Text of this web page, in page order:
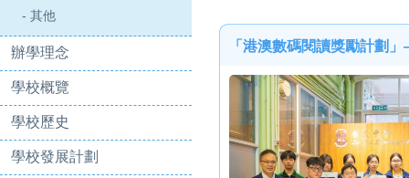
- 其他
辦學理念
學校概覽
學校歷史
學校發展計劃
「港澳數碼閱讀獎勵計劃